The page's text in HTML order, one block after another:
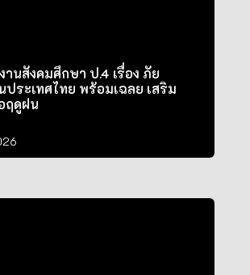
นสังคมศึกษา ป.4 เรื่อง ภัย
ประเทศไทย พร้อมเฉลย เสริม
ฤดูฝน